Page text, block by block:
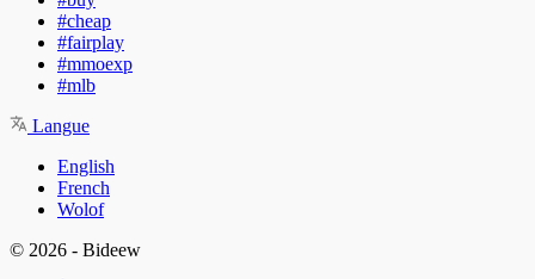
#cheap
#fairplay
#mmoexp
#mlb
Langue
English
French
Wolof
© 2026 - Bideew